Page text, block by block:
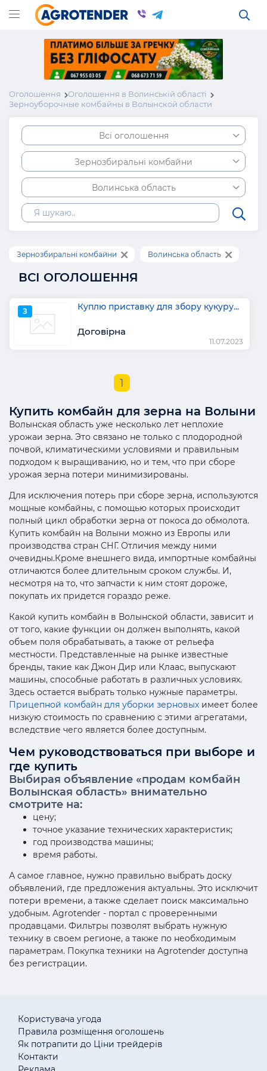
Оголошення
Оголошення в Волинській області
Зерноуборочные комбайны в Волынской области
Всі оголошення
Зернозбиральні комбайни
Волинська область
Зернозбиральні комбайни Волинська область
ВСІ ОГОЛОШЕННЯ
З Куплю приставку для збору кукуру...
Договірна
11.07.2023
1
Купить комбайн для зерна на Волыни
Волынская область уже несколько лет неплохие
урожаи зерна. Это связано не только с плодородной
почвой, климатическими условиями и правильным
подходом к выращиванию, но и тем, что при сборе
урожая зерна потери минимизированы.
Для исключения потерь при сборе зерна, используются
мощные комбайны, с помощью которых происходит
полный цикл обработки зерна от покоса до обмолота.
Купить комбайн на Волыни можно из Европы или
производства стран СНГ. Отличия между ними
очевидны.Кроме внешнего вида, импортные комбайны
отличаются более длительным сроком службы. И,
несмотря на то, что запчасти к ним стоят дороже,
покупать их придется гораздо реже.
Какой купить комбайн в Волынской области, зависит и
от того, какие функции он должен выполнять, какой
объем поля обрабатывать, а также от рельефа
местности. Представленные на рынке известные
бренды, такие как Джон Дир или Клаас, выпускают
машины, способные работать в различных условиях.
Здесь остается выбрать только нужные параметры.
Прицепной комбайн для уборки зерновых имеет более
низкую стоимость по сравнению с этими агрегатами,
вследствие чего является более доступным.
Чем руководствоваться при выборе и
где купить
Выбирая объявление «продам комбайн
Волынская область» внимательно
смотрите на:
цену;
точное указание технических характеристик;
год производства машины;
время работы.
А самое главное, нужно правильно выбрать доску
объявлений, где предложения актуальны. Это исключит
потери времени, а также сделает поиск максимально
удобным. Agrotender - портал с проверенными
продавцами. Фильтры позволят выбрать нужную
технику в своем регионе, а также по необходимым
параметрам. Покупка техники на Agrotender доступна
без регистрации.
Користувача угода
Правила розміщення оголошень
Як потрапити до Ціни трейдерів
Контакти